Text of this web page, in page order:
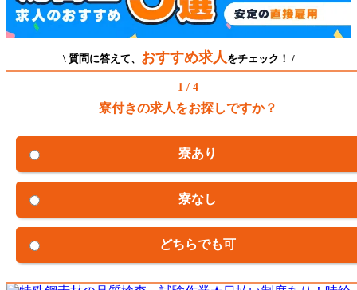
\ 質問に答えて、 おすすめ求人 をチェック！ /
1 / 4
寮付きの求人をお探しですか？
寮あり
寮なし
どちらでも可